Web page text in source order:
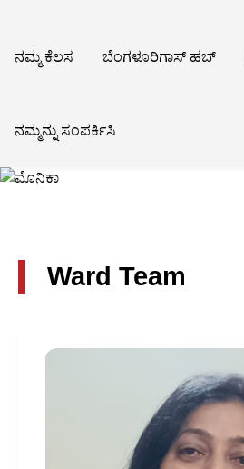
ನಮ್ಮ ಕೆಲಸ ಬೆಂಗಳೂರಿಗಾಸ್ ಹಬ್
ನಮ್ಮನ್ನು ಸಂಪರ್ಕಿಸಿ
Ward Team